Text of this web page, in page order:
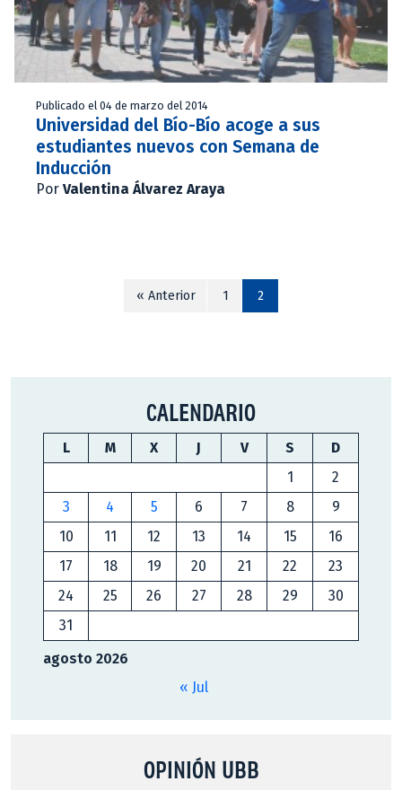
Publicado el 04 de marzo del 2014
Universidad del Bío-Bío acoge a sus
estudiantes nuevos con Semana de
Inducción
Por Valentina Álvarez Araya
« Anterior 1 2
CALENDARIO
agosto 2026
L M X J V S
D
1
2
3
4 5 6 7 8
9
10
11 12 13 14 15
16
17
18 19 20 21 22
23
24
25 26 27 28 29
30
31
« Jul
OPINIÓN UBB